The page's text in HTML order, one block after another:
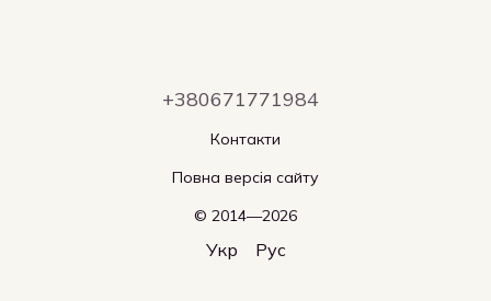
+380671771984
Контакти
Повна версія сайту
© 2014—2026
Укр Рус